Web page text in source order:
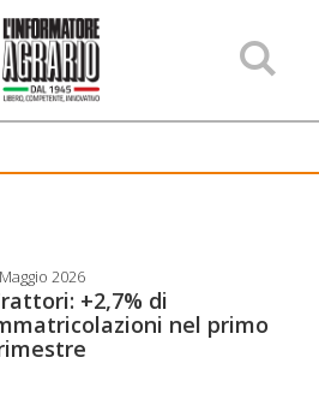
2026
+2,7% di
nel primo